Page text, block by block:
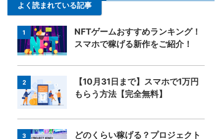
よく読まれている記事
1
NFTゲームおすすめランキング！
スマホで稼げる新作をご紹介！
2
【10月31日まで】スマホで1万円
もらう方法【完全無料】
3
どのくらい稼げる？プロジェクト